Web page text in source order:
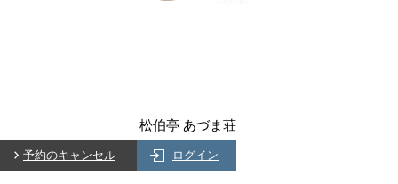
松伯亭 あづま荘
予約のキャンセル ログイン